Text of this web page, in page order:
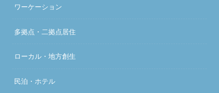
ワーケーション
多拠点・二拠点居住
ローカル・地方創生
民泊・ホテル